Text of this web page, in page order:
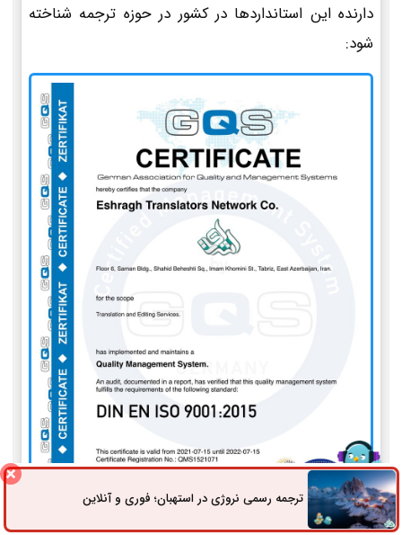
دارنده این استانداردها در کشور در حوزه ترجمه شناخته
شود:
ترجمه رسمی نروژی در استهبان؛ فوری و آنلاینثبت سفارش راه های ارتباطی